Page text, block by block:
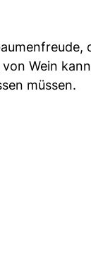
Wein
müssen.